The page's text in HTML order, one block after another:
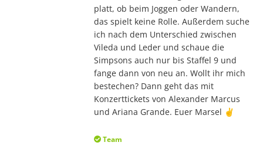
platt, ob beim Joggen oder Wandern,
das spielt keine Rolle. Außerdem suche
ich nach dem Unterschied zwischen
Vileda und Leder und schaue die
Simpsons auch nur bis Staffel 9 und
fange dann von neu an. Wollt ihr mich
bestechen? Dann geht das mit
Konzerttickets von Alexander Marcus
und Ariana Grande. Euer Marsel ✌️
Team